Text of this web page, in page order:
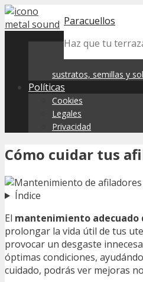
Skip
to
Paracuellos
Haz que tu
sustratos, semillas y
Políticas
Cookies
Legales
Privacidad
Cómo cuidar tus
Índice
El mantenimiento adecuado
prolongar la vida útil de tus
provocar un desgaste
óptimas condiciones,
cuidado, podrás ver mejoras